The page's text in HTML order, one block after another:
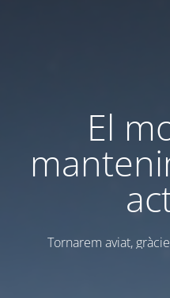
El
Tornarem aviat,